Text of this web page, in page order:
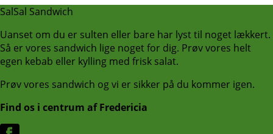
SalSal Sandwich
Uanset om du er sulten eller bare har lyst til noget lækkert.
Så er vores sandwich lige noget for dig. Prøv vores helt
egen kebab eller kylling med frisk salat.
Prøv vores sandwich og vi er sikker på du kommer igen.
Find os i centrum af Fredericia